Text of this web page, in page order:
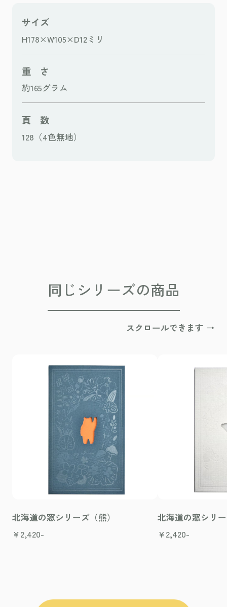
サイズ
H178×W105×D12ミリ
重 さ
約165グラム
頁 数
128（4色無地）
同じシリーズの商品
スクロールできます →
北海道の窓シリーズ（熊）
¥2,420-
北海道の窓シリ
¥2,420-